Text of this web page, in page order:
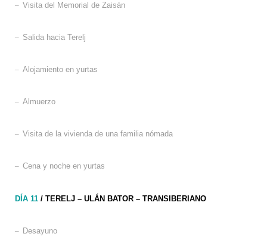
– Visita del Memorial de Zaisán
– Salida hacia Terelj
– Alojamiento en yurtas
– Almuerzo
– Visita de la vivienda de una familia nómada
– Cena y noche en yurtas
DÍA 11 / TERELJ – ULÁN BATOR – TRANSIBERIANO
– Desayuno